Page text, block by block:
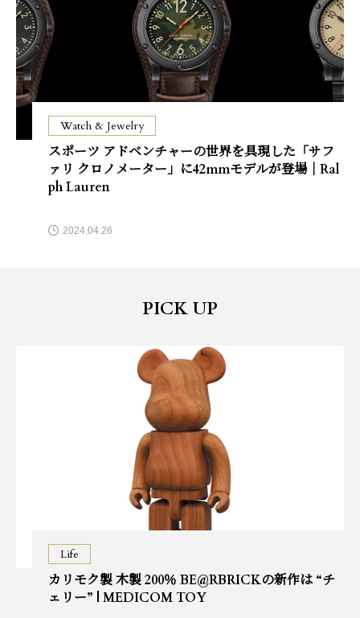
Watch & Jewelry
スポーツ アドベンチャーの世界を具現した「サフ
ァリ クロノメーター」に42mmモデルが登場｜Ral
ph Lauren
2024.04.26
PICK UP
Life
カリモク製 木製 200％ BE@RBRICKの新作は “チ
ェリー” | MEDICOM TOY